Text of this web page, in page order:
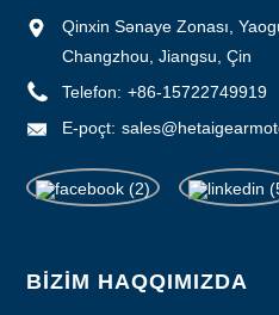
Qinxin Sənaye Zonası,
Changzhou, Jiangsu, Çin
Telefon: +86-15722749919
E-poçt:
BİZİM HAQQIMIZDA